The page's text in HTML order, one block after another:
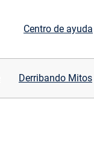
Centro de ayuda
Derribando Mitos